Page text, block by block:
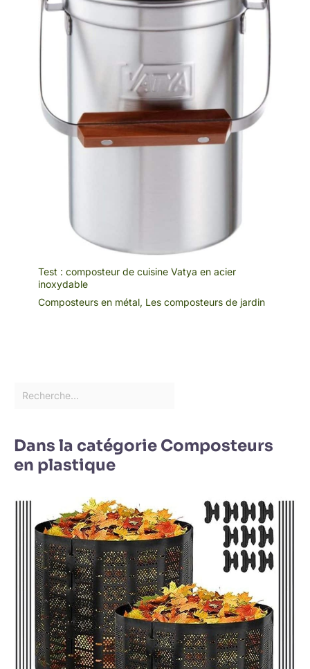
Test : composteur de cuisine Vatya en acier
inoxydable
Composteurs en métal, Les composteurs de jardin
Dans la catégorie Composteurs
en plastique